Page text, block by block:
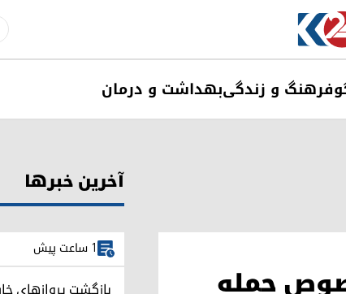
فرهنگ و زندگیبهداشت و درمان
آخرین خبرها
1 ساعت پیش